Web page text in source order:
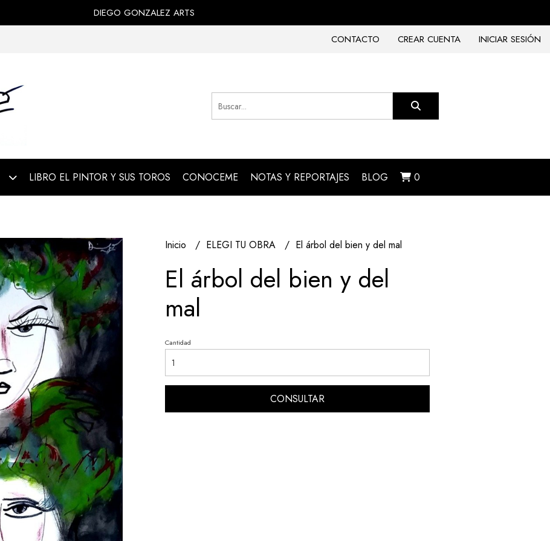
DIEGO GONZALEZ ARTS
CONTACTO
CREAR CUENTA INICIAR SESIÓN
LIBRO EL PINTOR Y SUS TOROS CONOCEME NOTAS Y REPORTAJES BLOG 0
Inicio ELEGI TU OBRA El árbol del bien y del mal
El árbol del bien y del
mal
Cantidad
CONSULTAR